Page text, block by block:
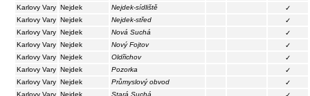
Karlovy Vary Nejdek Nejdek-sídliště
✓
Karlovy Vary Nejdek Nejdek-střed
✓
Karlovy Vary Nejdek Nová Suchá
✓
Karlovy Vary Nejdek Nový Fojtov
✓
Karlovy Vary Nejdek Oldřichov
✓
Karlovy Vary Nejdek Pozorka
✓
Karlovy Vary Nejdek Průmyslový obvod
✓
Karlovy Vary Nejdek Stará Suchá